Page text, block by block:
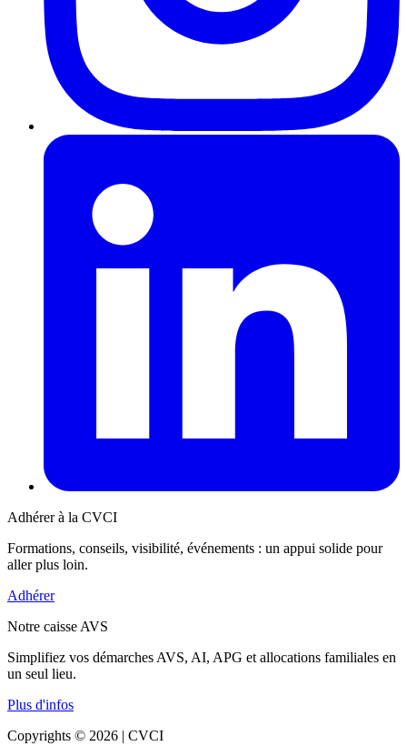
Adhérer à la CVCI
Formations, conseils, visibilité, événements : un appui solide pour
aller plus loin.
Adhérer
Notre caisse AVS
Simplifiez vos démarches AVS, AI, APG et allocations familiales en
un seul lieu.
Plus d'infos
Copyrights © 2026 | CVCI